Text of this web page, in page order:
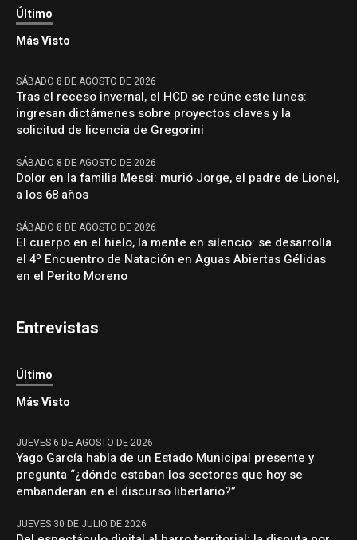
Último
Más Visto
SÁBADO 8 DE AGOSTO DE 2026
Tras el receso invernal, el HCD se reúne este lunes:
ingresan dictámenes sobre proyectos claves y la
solicitud de licencia de Gregorini
SÁBADO 8 DE AGOSTO DE 2026
Dolor en la familia Messi: murió Jorge, el padre de Lionel,
a los 68 años
SÁBADO 8 DE AGOSTO DE 2026
El cuerpo en el hielo, la mente en silencio: se desarrolla
el 4º Encuentro de Natación en Aguas Abiertas Gélidas
en el Perito Moreno
Entrevistas
Último
Más Visto
JUEVES 6 DE AGOSTO DE 2026
Yago García habla de un Estado Municipal presente y
pregunta “¿dónde estaban los sectores que hoy se
embanderan en el discurso libertario?”
JUEVES 30 DE JULIO DE 2026